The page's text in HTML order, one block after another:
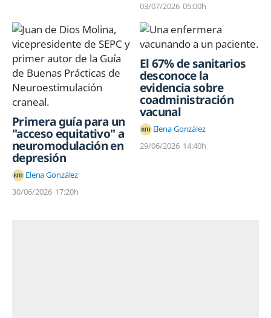
03/07/2026 05:00h
Primera guía para un
"acceso equitativo" a
neuromodulación en
depresión
Elena González
30/06/2026 17:20h
El 67% de sanitarios
desconoce la
evidencia sobre
coadministración
vacunal
Elena González
29/06/2026 14:40h